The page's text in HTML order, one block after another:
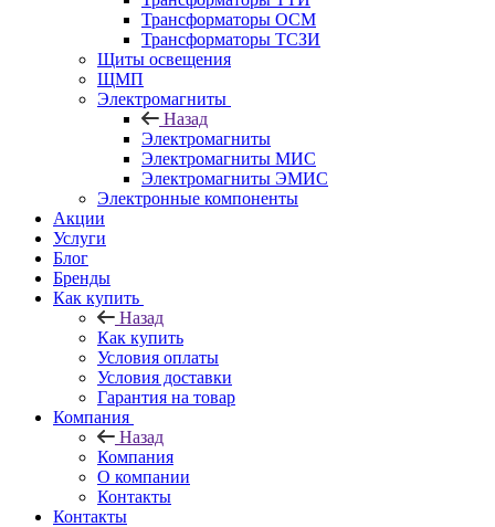
Трансформаторы ОСМ
Трансформаторы ТСЗИ
Щиты освещения
ЩМП
Электромагниты
Назад
Электромагниты
Электромагниты МИС
Электромагниты ЭМИС
Электронные компоненты
Акции
Услуги
Блог
Бренды
Как купить
Назад
Как купить
Условия оплаты
Условия доставки
Гарантия на товар
Компания
Назад
Компания
О компании
Контакты
Контакты